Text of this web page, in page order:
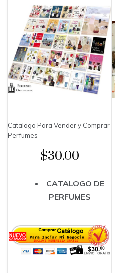
Catalogo Para Vender y Comprar
Perfumes
$30.00
CATALOGO DE
PERFUMES